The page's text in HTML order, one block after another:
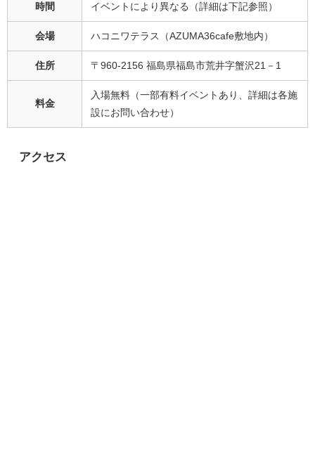
時間 イベントにより異なる（詳細は下記参照）
会場 ハコニワテラス（AZUMA36cafe敷地内）
住所 〒960-2156 福島県福島市荒井字蟹沢21－1
料金
入場無料（一部有料イベントあり、詳細は各施
設にお問い合わせ）
アクセス